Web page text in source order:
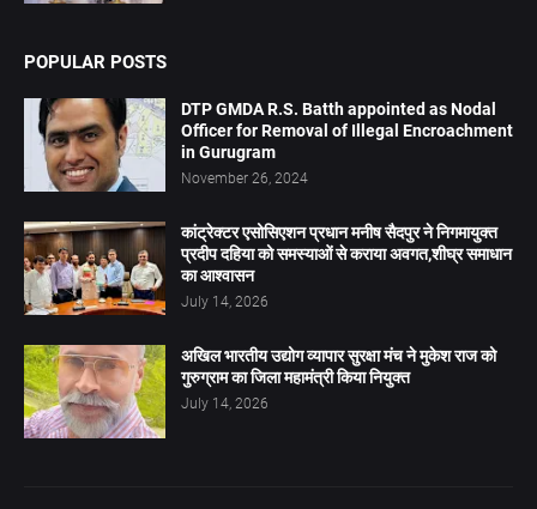
POPULAR POSTS
DTP GMDA R.S. Batth appointed as Nodal
Officer for Removal of Illegal Encroachment
in Gurugram
November 26, 2024
कांट्रेक्टर एसोसिएशन प्रधान मनीष सैदपुर ने निगमायुक्त
प्रदीप दहिया को समस्याओं से कराया अवगत,शीघ्र समाधान
का आश्वासन
July 14, 2026
अखिल भारतीय उद्योग व्यापार सुरक्षा मंच ने मुकेश राज को
गुरुग्राम का जिला महामंत्री किया नियुक्त
July 14, 2026